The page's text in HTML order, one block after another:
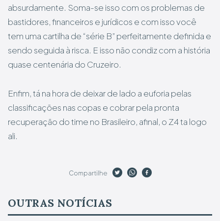
absurdamente. Soma-se isso com os problemas de
bastidores, financeiros e jurídicos e com isso você
tem uma cartilha de “série B” perfeitamente definida e
sendo seguida à risca. E isso não condiz com a história
quase centenária do Cruzeiro.
Enfim, tá na hora de deixar de lado a euforia pelas
classificações nas copas e cobrar pela pronta
recuperação do time no Brasileiro, afinal, o Z4 ta logo
ali.
Compartilhe
OUTRAS NOTÍCIAS